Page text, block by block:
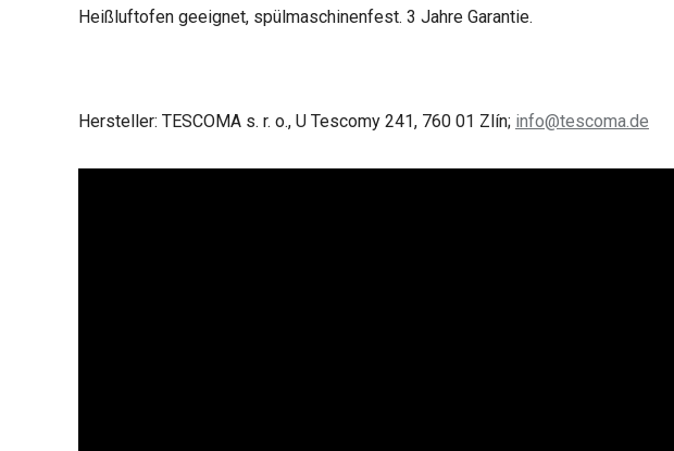
Heißluftofen geeignet, spülmaschinenfest. 3 Jahre Garantie.
Hersteller: TESCOMA s. r. o., U Tescomy 241, 760 01 Zlín; info@tescoma.de